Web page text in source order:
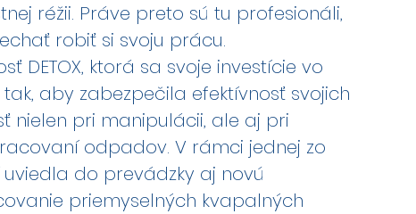
réžii. Práve preto sú tu profesionáli,
robiť si svoju prácu.
DETOX, ktorá sa svoje investície vo
aby zabezpečila efektívnosť svojich
nielen pri manipulácii, ale aj pri
odpadov. V rámci jednej zo
do prevádzky aj novú
priemyselných kvapalných